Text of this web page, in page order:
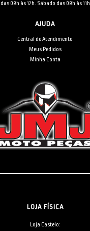
das 08h às 17h. Sábado das 08h às 11h
AJUDA
Central de Atendimento
Meus Pedidos
Minha Conta
LOJA FÍSICA
Loja Castelo: